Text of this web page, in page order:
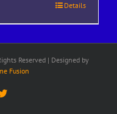
Details
Reserved | Designed by
Fusion
Twitter